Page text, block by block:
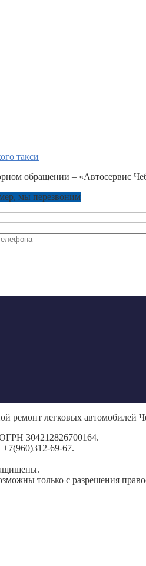
такси
мы перезвоним
ремонт легковых автомобилей
304212826700164.
69-67.
только с разрешения